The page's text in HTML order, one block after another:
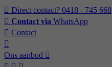
Direct contact? 0418 - 745 668
Contact via WhatsApp
Contact
Ons aanbod